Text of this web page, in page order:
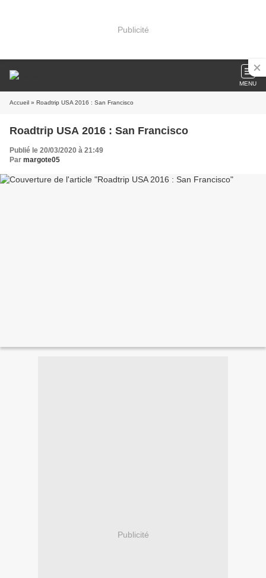
Publicité
MENU
Accueil » Roadtrip USA 2016 : San Francisco
Roadtrip USA 2016 : San Francisco
Publié le 20/03/2020 à 21:49
Par margote05
Publicité